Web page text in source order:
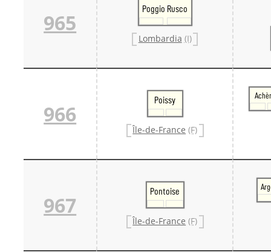
965
Poggio Rusco
Lombardia (I)
966
Poissy
Île-de-France (F)
967
Pontoise
Île-de-France (F)